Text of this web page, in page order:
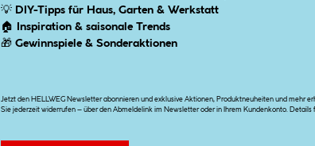
💡 DIY-Tipps für Haus, Garten & Werkstatt
🏠
Inspiration & saisonale Trends
🎁Gewinnspiele & Sonderaktionen
Jetzt den HELLWEG Newsletter abonnieren und exklusive Aktionen, Produktneuheiten und mehr
Sie jederzeit widerrufen – über den Abmeldelink im Newsletter oder in Ihrem Kundenkonto. Details